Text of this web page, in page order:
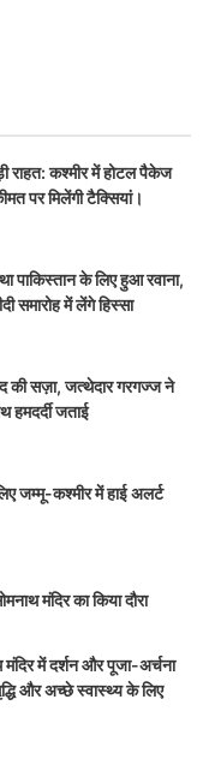
राहत: कश्मीर में होटल पैकेज
पर मिलेंगी टैक्सियां।
पाकिस्तान के लिए हुआ रवाना,
समारोह में लेंगे हिस्सा
की सज़ा, जत्थेदार गरगज्ज ने
हमदर्दी जताई
जम्मू-कश्मीर में हाई अलर्ट
मंदिर का किया दौरा
मंदिर में दर्शन और पूजा-अर्चना
और अच्छे स्वास्थ्य के लिए